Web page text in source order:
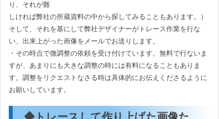
り、それが難
しければ弊社の所蔵資料の中から探してみることもあります。）
そして、それを基にして弊社デザイナーがトレース作業を行な
い、出来上がった画像をメールでお送りします。
・その時点で微調整の依頼を受け付けています。無料で行ないま
すが、あまりにも大きな調整の時には有料になることもありま
す。調整をリクエストなさる時は具体的にお伝えくださるように
お願いしています。